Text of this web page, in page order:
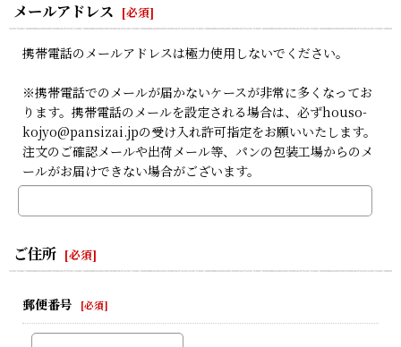
メールアドレス [必須]
携帯電話のメールアドレスは極力使用しないでください。
※携帯電話でのメールが届かないケースが非常に多くなってお
ります。携帯電話のメールを設定される場合は、必ずhouso-
kojyo@pansizai.jpの受け入れ許可指定をお願いいたします。
注文のご確認メールや出荷メール等、パンの包装工場からのメ
ールがお届けできない場合がございます。
ご住所 [必須]
郵便番号 [必須]